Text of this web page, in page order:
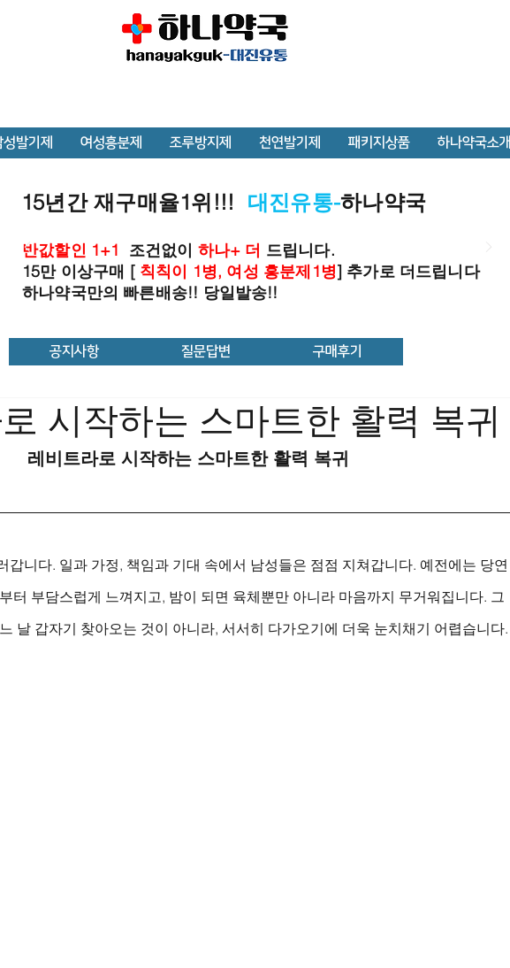
성발기제 여성흥분제 조루방지제 천연발기제 패키지상품 하나약국소개
15년간 재구매율1위!!! 대진유통-하나약국
반값할인 1+1 조건없이 하나+ 더 드립니다.
15만 이상구매 [ 칙칙이 1병, 여성 흥분제1병] 추가로 더드립니다
하나약국만의 빠른배송!! 당일발송!!
공지사항 질문답변 구매후기
시작하는 스마트한 활력 복귀
레비트라로 시작하는 스마트한 활력 복귀
갑니다. 일과 가정, 책임과 기대 속에서 남성들은 점점 지쳐갑니다. 예전에는 당연
터 부담스럽게 느껴지고, 밤이 되면 육체뿐만 아니라 마음까지 무거워집니다. 그
날 갑자기 찾아오는 것이 아니라, 서서히 다가오기에 더욱 눈치채기 어렵습니다.